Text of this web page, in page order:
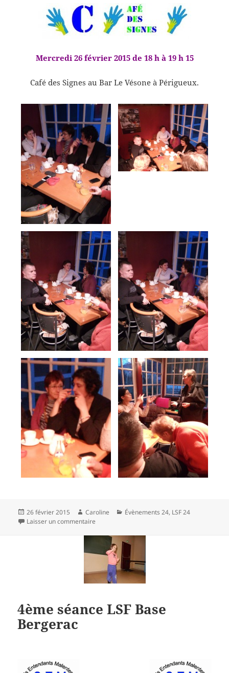
Mercredi 26 février 2015 de 18 h à 19 h 15
Café des Signes au Bar Le Vésone à Périgueux.
Publié
le
26 février 2015 Auteur
Caroline Catégories
Évènements 24, LSF 24
Laisser un commentaire
4ème séance LSF Base
Bergerac